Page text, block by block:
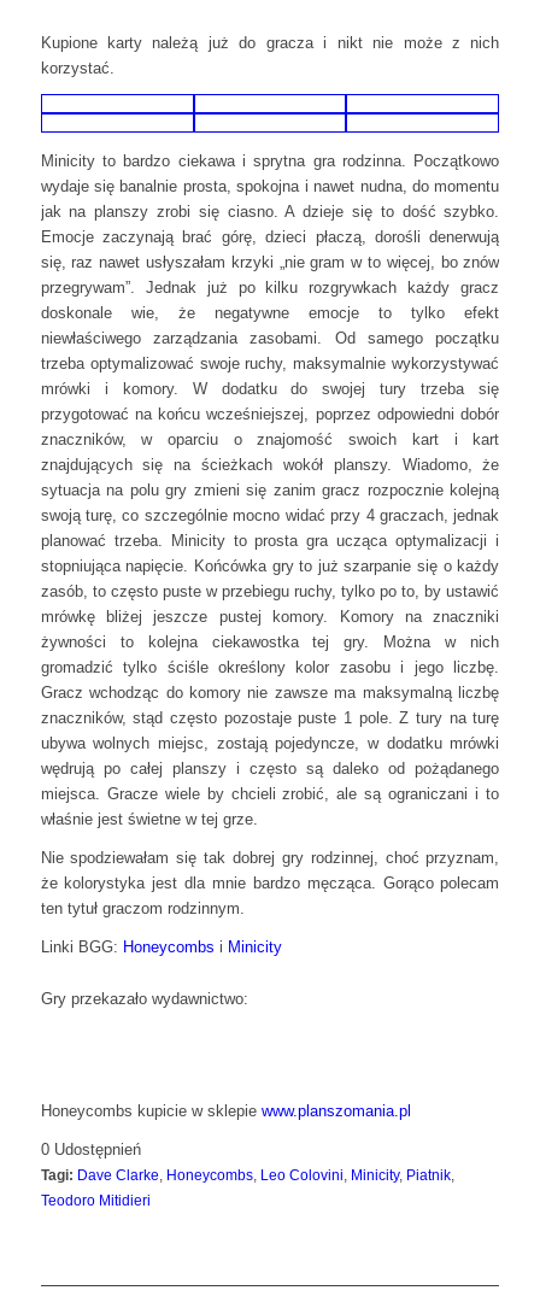
Kupione karty należą już do gracza i nikt nie może z nich
korzystać.
Minicity to bardzo ciekawa i sprytna gra rodzinna. Początkowo
wydaje się banalnie prosta, spokojna i nawet nudna, do momentu
jak na planszy zrobi się ciasno. A dzieje się to dość szybko.
Emocje zaczynają brać górę, dzieci płaczą, dorośli denerwują
się, raz nawet usłyszałam krzyki „nie gram w to więcej, bo znów
przegrywam”. Jednak już po kilku rozgrywkach każdy gracz
doskonale wie, że negatywne emocje to tylko efekt
niewłaściwego zarządzania zasobami. Od samego początku
trzeba optymalizować swoje ruchy, maksymalnie wykorzystywać
mrówki i komory. W dodatku do swojej tury trzeba się
przygotować na końcu wcześniejszej, poprzez odpowiedni dobór
znaczników, w oparciu o znajomość swoich kart i kart
znajdujących się na ścieżkach wokół planszy. Wiadomo, że
sytuacja na polu gry zmieni się zanim gracz rozpocznie kolejną
swoją turę, co szczególnie mocno widać przy 4 graczach, jednak
planować trzeba. Minicity to prosta gra ucząca optymalizacji i
stopniująca napięcie. Końcówka gry to już szarpanie się o każdy
zasób, to często puste w przebiegu ruchy, tylko po to, by ustawić
mrówkę bliżej jeszcze pustej komory. Komory na znaczniki
żywności to kolejna ciekawostka tej gry. Można w nich
gromadzić tylko ściśle określony kolor zasobu i jego liczbę.
Gracz wchodząc do komory nie zawsze ma maksymalną liczbę
znaczników, stąd często pozostaje puste 1 pole. Z tury na turę
ubywa wolnych miejsc, zostają pojedyncze, w dodatku mrówki
wędrują po całej planszy i często są daleko od pożądanego
miejsca. Gracze wiele by chcieli zrobić, ale są ograniczani i to
właśnie jest świetne w tej grze.
Nie spodziewałam się tak dobrej gry rodzinnej, choć przyznam,
że kolorystyka jest dla mnie bardzo męcząca. Gorąco polecam
ten tytuł graczom rodzinnym.
Linki BGG: Honeycombs i Minicity
Gry przekazało wydawnictwo:
Honeycombs kupicie w sklepie www.planszomania.pl
0 Udostępnień
Tagi: Dave Clarke Honeycombs, Leo Colovini Minicity, Piatnik,
Teodoro Mitidieri